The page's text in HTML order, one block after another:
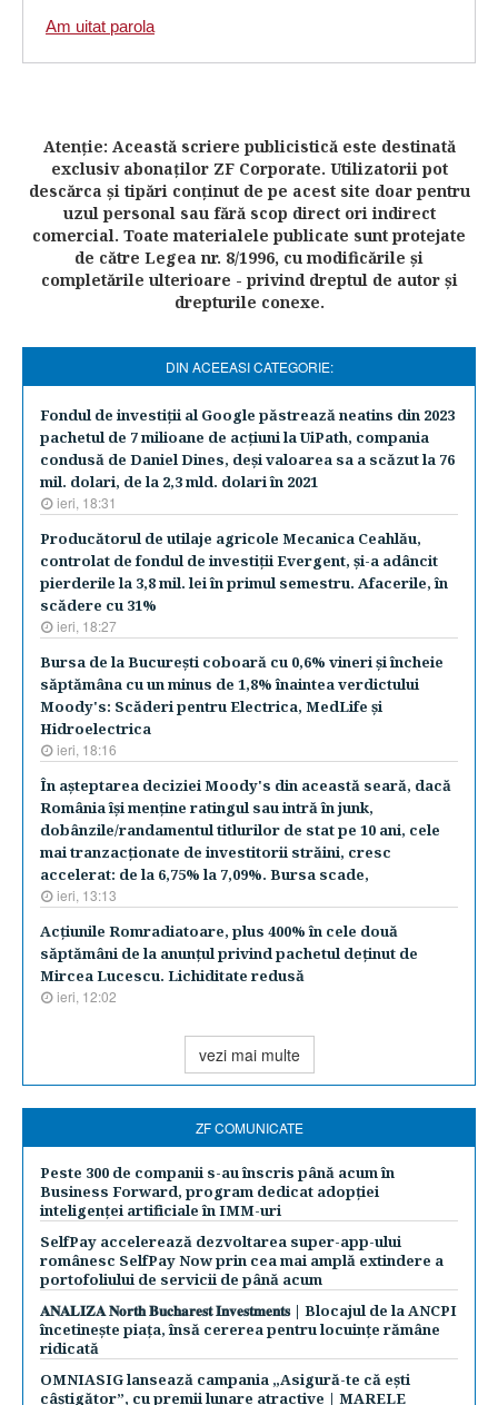
Am uitat parola
Atenţie: Această scriere publicistică este destinată
exclusiv abonaţilor ZF Corporate. Utilizatorii pot
descărca şi tipări conţinut de pe acest site doar pentru
uzul personal sau fără scop direct ori indirect
comercial. Toate materialele publicate sunt protejate
de către Legea nr. 8/1996, cu modificările şi
completările ulterioare - privind dreptul de autor şi
drepturile conexe.
DIN ACEEASI CATEGORIE:
Fondul de investiţii al Google păstrează neatins din 2023
pachetul de 7 milioane de acţiuni la UiPath, compania
condusă de Daniel Dines, deşi valoarea sa a scăzut la 76
mil. dolari, de la 2,3 mld. dolari în 2021
ieri, 18:31
Producătorul de utilaje agricole Mecanica Ceahlău,
controlat de fondul de investiţii Evergent, şi-a adâncit
pierderile la 3,8 mil. lei în primul semestru. Afacerile, în
scădere cu 31%
ieri, 18:27
Bursa de la Bucureşti coboară cu 0,6% vineri şi încheie
săptămâna cu un minus de 1,8% înaintea verdictului
Moody's: Scăderi pentru Electrica, MedLife şi
Hidroelectrica
ieri, 18:16
În aşteptarea deciziei Moody's din această seară, dacă
România îşi menţine ratingul sau intră în junk,
dobânzile/randamentul titlurilor de stat pe 10 ani, cele
mai tranzacţionate de investitorii străini, cresc
accelerat: de la 6,75% la 7,09%. Bursa scade,
ieri, 13:13
Acţiunile Romradiatoare, plus 400% în cele două
săptămâni de la anunţul privind pachetul deţinut de
Mircea Lucescu. Lichiditate redusă
ieri, 12:02
vezi mai multe
ZF COMUNICATE
Peste 300 de companii s-au înscris până acum în
Business Forward, program dedicat adopției
inteligenței artificiale în IMM-uri
SelfPay accelerează dezvoltarea super-app-ului
românesc SelfPay Now prin cea mai amplă extindere a
portofoliului de servicii de până acum
𝐀𝐍𝐀𝐋𝐈𝐙𝐀 𝐍𝐨𝐫𝐭𝐡 𝐁𝐮𝐜𝐡𝐚𝐫𝐞𝐬𝐭 𝐈𝐧𝐯𝐞𝐬𝐭𝐦𝐞𝐧𝐭𝐬 | Blocajul de la ANCPI
încetinește piața, însă cererea pentru locuințe rămâne
ridicată
OMNIASIG lansează campania „Asigură-te că ești
câștigător”, cu premii lunare atractive | MARELE